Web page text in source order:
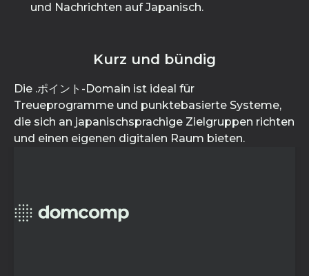
und Nachrichten auf Japanisch.
Kurz und bündig
Die .ポイント-Domain ist ideal für
Treueprogramme und punktebasierte Systeme,
die sich an japanischsprachige Zielgruppen richten
und einen eigenen digitalen Raum bieten.